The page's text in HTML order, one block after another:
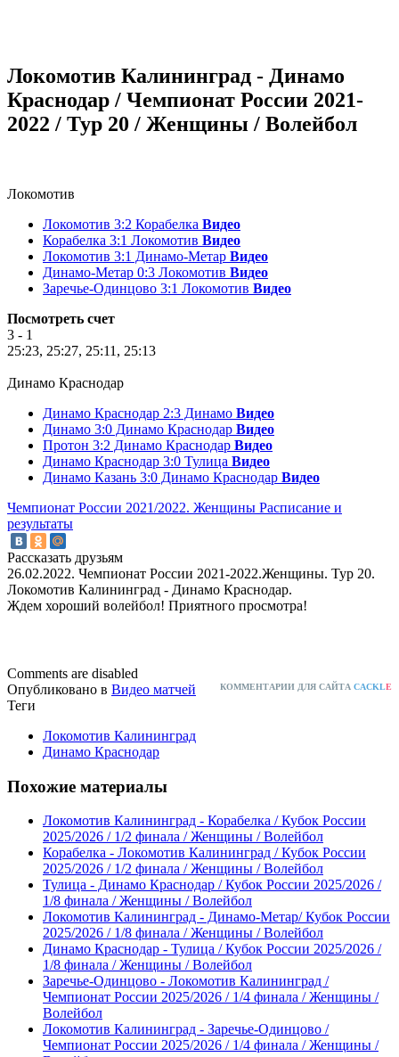
Локомотив Калининград - Динамо
Краснодар / Чемпионат России 2021-
2022 / Тур 20 / Женщины / Волейбол
Локомотив
Локомотив 3:2 Корабелка Видео
Корабелка 3:1 Локомотив Видео
Локомотив 3:1 Динамо-Метар Видео
Динамо-Метар 0:3 Локомотив Видео
Заречье-Одинцово 3:1 Локомотив Видео
Посмотреть счет
3 - 1
25:23, 25:27, 25:11, 25:13
Динамо Краснодар
Динамо Краснодар 2:3 Динамо Видео
Динамо 3:0 Динамо Краснодар Видео
Протон 3:2 Динамо Краснодар Видео
Динамо Краснодар 3:0 Тулица Видео
Динамо Казань 3:0 Динамо Краснодар Видео
Чемпионат России 2021/2022. Женщины Расписание и
результаты
Рассказать друзьям
26.02.2022. Чемпионат России 2021-2022.Женщины. Тур 20.
Локомотив Калининград - Динамо Краснодар.
Ждем хороший волейбол! Приятного просмотра!
Comments are disabled
КОММЕНТАРИИ ДЛЯ САЙТА CACKLE
Опубликовано в Видео матчей
Теги
Локомотив Калининград
Динамо Краснодар
Похожие материалы
Локомотив Калининград - Корабелка / Кубок России
2025/2026 / 1/2 финала / Женщины / Волейбол
Корабелка - Локомотив Калининград / Кубок России
2025/2026 / 1/2 финала / Женщины / Волейбол
Тулица - Динамо Краснодар / Кубок России 2025/2026 /
1/8 финала / Женщины / Волейбол
Локомотив Калининград - Динамо-Метар/ Кубок России
2025/2026 / 1/8 финала / Женщины / Волейбол
Динамо Краснодар - Тулица / Кубок России 2025/2026 /
1/8 финала / Женщины / Волейбол
Заречье-Одинцово - Локомотив Калининград /
Чемпионат России 2025/2026 / 1/4 финала / Женщины /
Волейбол
Локомотив Калининград - Заречье-Одинцово /
Чемпионат России 2025/2026 / 1/4 финала / Женщины /